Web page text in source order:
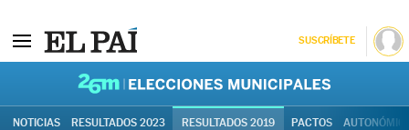
SUSCRÍBETE
NOTICIAS RESULTADOS 2023 RESULTADOS 2019 PACTOS